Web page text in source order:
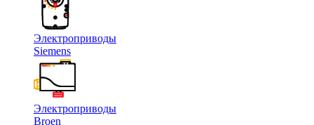
Электроприводы
Siemens
Электроприводы
Broen